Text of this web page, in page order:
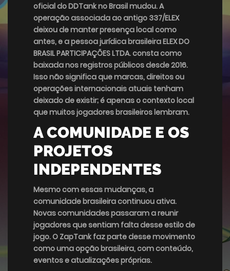
oficial do DDTank no Brasil mudou. A
operação associada ao antigo 337/ELEX
deixou de manter presença local como
antes, e a pessoa jurídica brasileira ELEX DO
BRASIL PARTICIPAÇÕES LTDA. consta como
baixada nos registros públicos desde 2016.
Isso não significa que marcas, direitos ou
operações internacionais atuais tenham
deixado de existir; é apenas o contexto local
que muitos jogadores brasileiros lembram.
A COMUNIDADE E OS
PROJETOS
INDEPENDENTES
Mesmo com essas mudanças, a
comunidade brasileira continuou ativa.
Novas comunidades passaram a reunir
jogadores que sentiam falta desse estilo de
jogo. O ZapTank faz parte desse movimento
como uma opção brasileira, com conteúdo,
eventos e atualizações próprias.